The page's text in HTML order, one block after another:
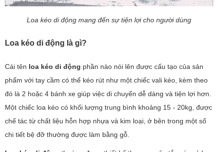
Loa kéo di động mang đến sự tiện lợi cho người dùng
Loa kéo di động là gì?
Cái tên loa kéo di động phần nào nói lên được cấu tạo của sản
phẩm với tay cầm có thể kéo rút như một chiếc vali kéo, kèm theo
đó là 2 hoặc 4 bánh xe giúp việc di chuyển dễ dàng và tiện lợi hơn.
Một chiếc loa kéo có khối lượng trung bình khoảng 15 - 20kg, được
chế tác từ chất liệu hỗn hợp nhựa và kim loại, ở bên trong một số
chi tiết bệ đỡ thường được làm bằng gỗ.